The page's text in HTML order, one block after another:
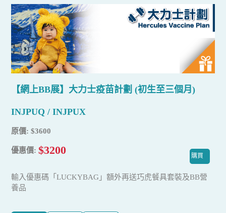
【網上BB展】大力士疫苗計劃 (初生至三個月)
INJPUQ / INJPUX
原價: $3600
優惠價:$3200 購買
輸入優惠碼「LUCKYBAG」額外再送巧虎餐具套裝及BB營
養品